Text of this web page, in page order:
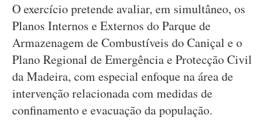
O exercício pretende avaliar, em simultâneo, os
Planos Internos e Externos do Parque de
Armazenagem de Combustíveis do Caniçal e o
Plano Regional de Emergência e Protecção Civil
da Madeira, com especial enfoque na área de
intervenção relacionada com medidas de
confinamento e evacuação da população.